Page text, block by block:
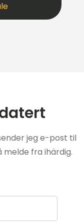
jeg e-post til
melde fra ihärdig.